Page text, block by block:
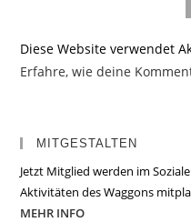
Diese Website verwendet
Erfahre, wie deine
MITGESTALTEN
Jetzt Mitglied werden im
Aktivitäten des Waggons
MEHR INFO